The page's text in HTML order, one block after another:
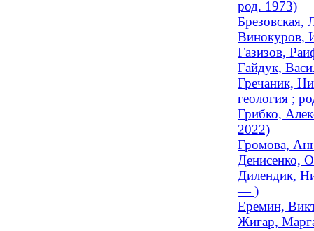
род. 1973)
Брезовская,
Винокуров,
Газизов,
Гайдук,
Гречаник,
геология ;
Грибко,
2022)
Громова,
Денисенко,
Дилендик,
— )
Еремин,
Жигар,